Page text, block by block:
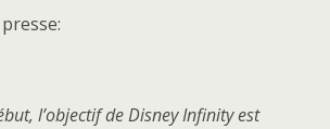
l’objectif de Disney Infinity est